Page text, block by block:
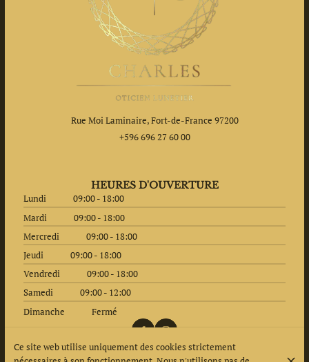
Rue Moi Laminaire, Fort-de-France 97200
+596 696 27 60 00
HEURES D'OUVERTURE
Lundi
09:00 - 18:00
Mardi
09:00 - 18:00
Mercredi
09:00 - 18:00
Jeudi
09:00 - 18:00
Vendredi
09:00 - 18:00
Samedi
09:00 - 12:00
Dimanche
Fermé
Ce site web utilise uniquement des cookies strictement